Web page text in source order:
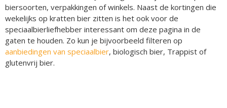
biersoorten, verpakkingen of winkels. Naast de kortingen die
wekelijks op kratten bier zitten is het ook voor de
speciaalbierliefhebber interessant om deze pagina in de
gaten te houden. Zo kun je bijvoorbeeld filteren op
aanbiedingen van speciaalbier, biologisch bier, Trappist of
glutenvrij bier.